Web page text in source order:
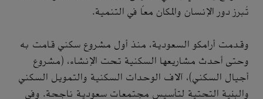
تُبرز دور الإنسان والمكان معاً في التنمية.
وقدمت أرامكو السعودية، منذ أول مشروع سكني قامت به
وحتى أحدث مشاريعها السكنية تحت الإنشاء، (مشروع
أجيال السكني)، آلاف الوحدات السكنية والتمويل السكني
والبنية التحتية لتأسيس مجتمعات سعودية ناجحة. وفي